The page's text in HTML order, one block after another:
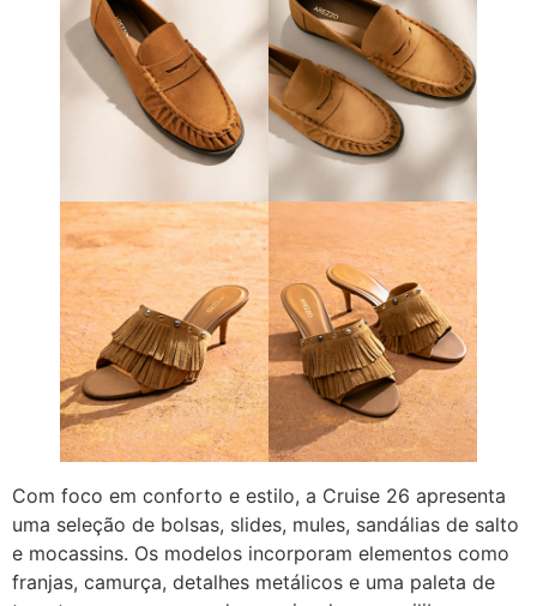
Com foco em conforto e estilo, a Cruise 26 apresenta
uma seleção de bolsas, slides, mules, sandálias de salto
e mocassins. Os modelos incorporam elementos como
franjas, camurça, detalhes metálicos e uma paleta de